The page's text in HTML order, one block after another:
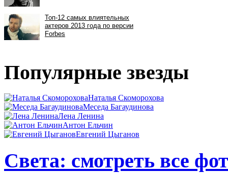
Популярные звезды
Наталья Скоморохова
Меседа Багаудинова
Лена Ленина
Антон Ельчин
Евгений Цыганов
Света: смотреть все